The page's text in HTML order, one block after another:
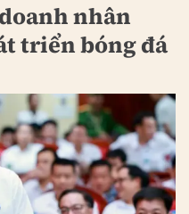
nhân
triển bóng đá